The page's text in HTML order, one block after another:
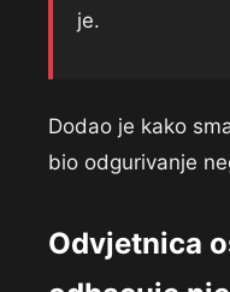
je.
Dodao je kako
bio odgurivanje
Odvjetnica